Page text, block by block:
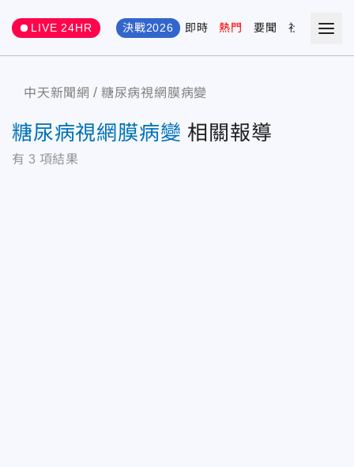
LIVE 24HR 決戰2026 即時 熱門 要聞 社會 娛樂
中天新聞網 糖尿病視網膜病變
糖尿病視網膜病變 相關報導
有 3 項結果